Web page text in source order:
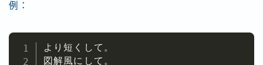
例：
より短くして。
図解風にして。